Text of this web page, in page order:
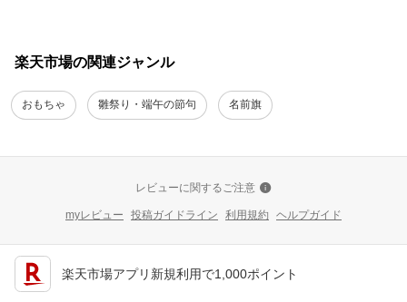
楽天市場の関連ジャンル
おもちゃ 雛祭り・端午の節句 名前旗
レビューに関するご注意
myレビュー 投稿ガイドライン 利用規約 ヘルプガイド
楽天市場アプリ新規利用で1,000ポイント